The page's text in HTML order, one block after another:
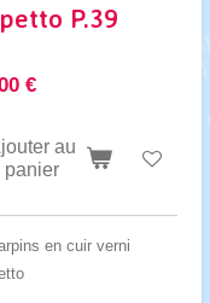
P.39
€
au
panier
en cuir verni